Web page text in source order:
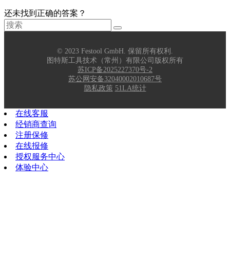
还未找到正确的答案？
© 2023 Festool GmbH. 保留所有权利.
图特斯工具技术（常州）有限公司版权所有
苏ICP备2025227370号-2
苏公网安备32040002010687号
隐私政策 51LA统计
在线客服
经销商查询
注册保修
在线报修
授权服务中心
体验中心